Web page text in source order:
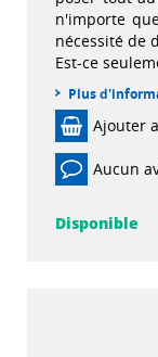
n'importe
nécessité de
Est-ce
Plus
Ajouter
Aucun
Disponible